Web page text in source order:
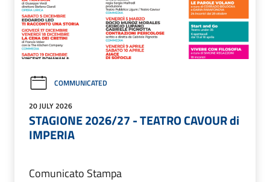
COMMUNICATED
20 JULY 2026
STAGIONE 2026/27 - TEATRO CAVOUR di
IMPERIA
Comunicato Stampa